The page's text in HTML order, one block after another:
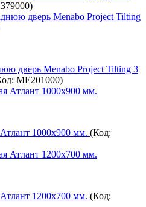
)
дверь Menabo Project Tilting 3
ME201000)
1000х900 мм. (Код:
1200х700 мм. (Код: